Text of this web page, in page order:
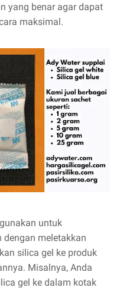
yang benar agar dapat
maksimal.
untuk
meletakkan
silica gel ke produk
Misalnya, Anda
gel ke dalam kotak